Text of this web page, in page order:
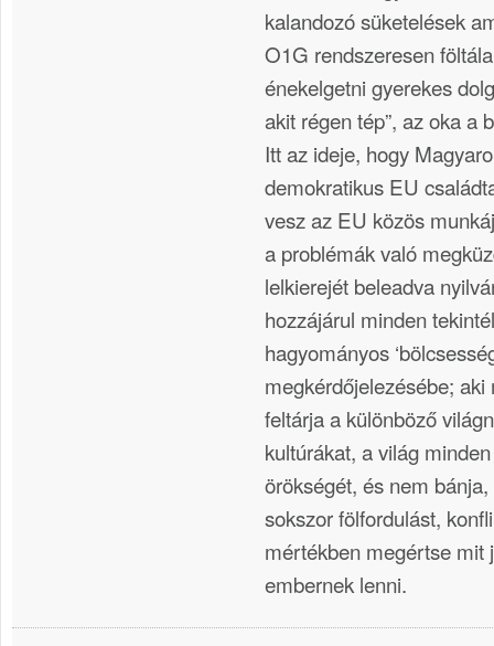
kalandozó süketelések
O1G rendszeresen
énekelgetni gyerekes
akit régen tép”, az oka a
Itt az ideje, hogy
demokratikus EU
vesz az EU közös
a problémák való
lelkierejét beleadva
hozzájárul minden
hagyományos
megkérdőjelezésébe;
feltárja a különböző
kultúrákat, a világ
örökségét, és nem
sokszor fölfordulást,
mértékben megértse
embernek lenni.